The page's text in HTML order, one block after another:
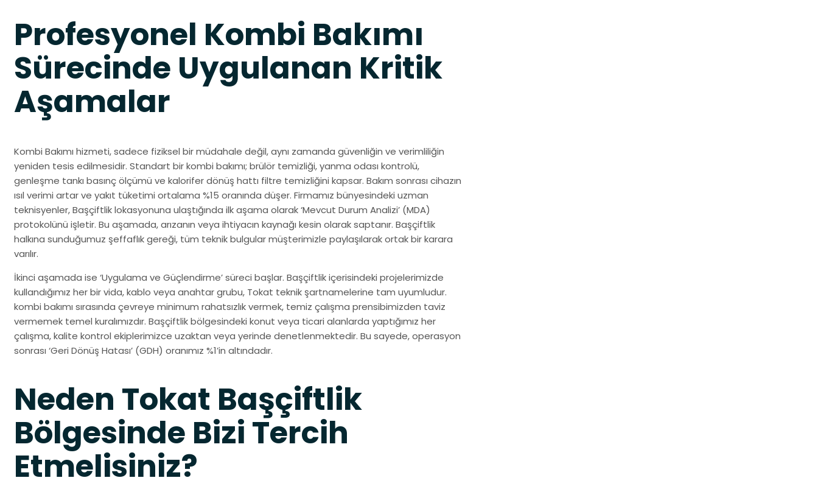
Profesyonel Kombi Bakımı
Sürecinde Uygulanan Kritik
Aşamalar
Kombi Bakımı hizmeti, sadece fiziksel bir müdahale değil, aynı zamanda güvenliğin ve verimliliğin
yeniden tesis edilmesidir. Standart bir kombi bakımı; brülör temizliği, yanma odası kontrolü,
genleşme tankı basınç ölçümü ve kalorifer dönüş hattı filtre temizliğini kapsar. Bakım sonrası cihazın
ısıl verimi artar ve yakıt tüketimi ortalama %15 oranında düşer. Firmamız bünyesindeki uzman
teknisyenler, Başçiftlik lokasyonuna ulaştığında ilk aşama olarak ‘Mevcut Durum Analizi’ (MDA)
protokolünü işletir. Bu aşamada, arızanın veya ihtiyacın kaynağı kesin olarak saptanır. Başçiftlik
halkına sunduğumuz şeffaflık gereği, tüm teknik bulgular müşterimizle paylaşılarak ortak bir karara
varılır.
İkinci aşamada ise ‘Uygulama ve Güçlendirme’ süreci başlar. Başçiftlik içerisindeki projelerimizde
kullandığımız her bir vida, kablo veya anahtar grubu, Tokat teknik şartnamelerine tam uyumludur.
kombi bakımı sırasında çevreye minimum rahatsızlık vermek, temiz çalışma prensibimizden taviz
vermemek temel kuralımızdır. Başçiftlik bölgesindeki konut veya ticari alanlarda yaptığımız her
çalışma, kalite kontrol ekiplerimizce uzaktan veya yerinde denetlenmektedir. Bu sayede, operasyon
sonrası ‘Geri Dönüş Hatası’ (GDH) oranımız %1’in altındadır.
Neden Tokat Başçiftlik
Bölgesinde Bizi Tercih
Etmelisiniz?